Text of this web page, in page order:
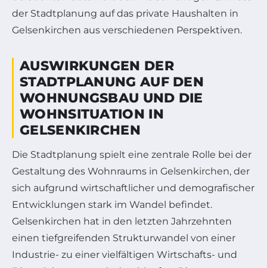
der Stadtplanung auf das private Haushalten in
Gelsenkirchen aus verschiedenen Perspektiven.
AUSWIRKUNGEN DER
STADTPLANUNG AUF DEN
WOHNUNGSBAU UND DIE
WOHNSITUATION IN
GELSENKIRCHEN
Die Stadtplanung spielt eine zentrale Rolle bei der
Gestaltung des Wohnraums in Gelsenkirchen, der
sich aufgrund wirtschaftlicher und demografischer
Entwicklungen stark im Wandel befindet.
Gelsenkirchen hat in den letzten Jahrzehnten
einen tiefgreifenden Strukturwandel von einer
Industrie- zu einer vielfältigen Wirtschafts- und